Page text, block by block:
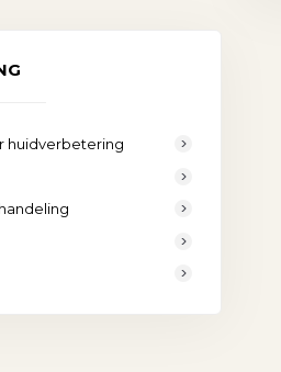
huidverbetering